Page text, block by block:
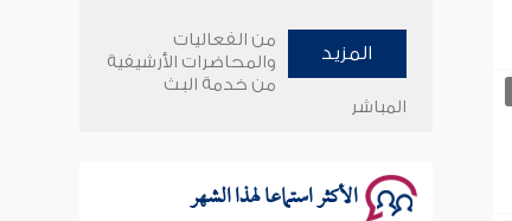
وأمنهم من خوف 9
المزيد
من الفعاليات
والمحاضرات الأرشيفية
من خدمة البث
المباشر
الأكثر استماعا لهذا الشهر